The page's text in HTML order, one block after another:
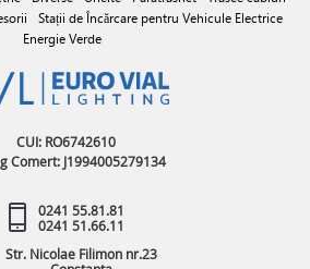
Stații de Încărcare pentru Vehicule Electrice
Energie Verde
CUI: RO6742610
Comert: J1994005279134
0241 55.81.81
0241 51.66.11
Str. Nicolae Filimon nr.23